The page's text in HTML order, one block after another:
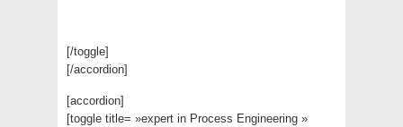
[/toggle]
[/accordion]
[accordion]
[toggle title= »expert in Process Engineering »